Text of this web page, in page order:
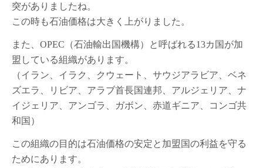
突がありましたね。
この時も石油価格は大きく上がりました。
また、OPEC（石油輸出国機構）と呼ばれる13カ国が加
盟している組織があります。
（イラン、イラク、クウェート、サウジアラビア、ベネ
ズエラ、リビア、アラブ首長国連邦、アルジェリア、ナ
イジェリア、アンゴラ、ガボン、赤道ギニア、コンゴ共
和国）
この組織の目的は石油価格の安定と加盟国の利益を守る
ためにあります。